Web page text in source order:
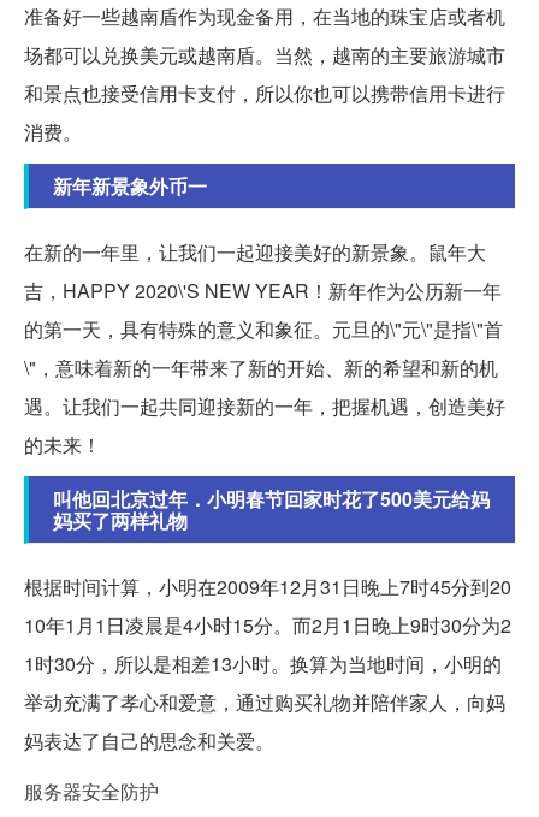
准备好一些越南盾作为现金备用，在当地的珠宝店或者机
场都可以兑换美元或越南盾。当然，越南的主要旅游城市
和景点也接受信用卡支付，所以你也可以携带信用卡进行
消费。
新年新景象外币一
在新的一年里，让我们一起迎接美好的新景象。鼠年大
吉，HAPPY 2020\'S NEW YEAR！新年作为公历新一年
的第一天，具有特殊的意义和象征。元旦的\"元\"是指\"首
\"，意味着新的一年带来了新的开始、新的希望和新的机
遇。让我们一起共同迎接新的一年，把握机遇，创造美好
的未来！
叫他回北京过年．小明春节回家时花了500美元给妈
妈买了两样礼物
根据时间计算，小明在2009年12月31日晚上7时45分到20
10年1月1日凌晨是4小时15分。而2月1日晚上9时30分为2
1时30分，所以是相差13小时。换算为当地时间，小明的
举动充满了孝心和爱意，通过购买礼物并陪伴家人，向妈
妈表达了自己的思念和关爱。
服务器安全防护